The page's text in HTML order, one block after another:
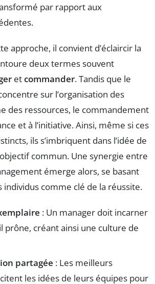
par rapport aux
approche, il convient d’éclaircir la
deux termes souvent
etcommander. Tandis que le
sur l’organisation des
des ressources, le commandement
et à l’initiative. Ainsi, même si ces
ils s’imbriquent dans l’idée de
commun. Une synergie entre
émerge alors, se basant
individus comme clé de la réussite.
: Un manager doit incarner
prône, créant ainsi une culture de
partagée : Les meilleurs
les idées de leurs équipes pour